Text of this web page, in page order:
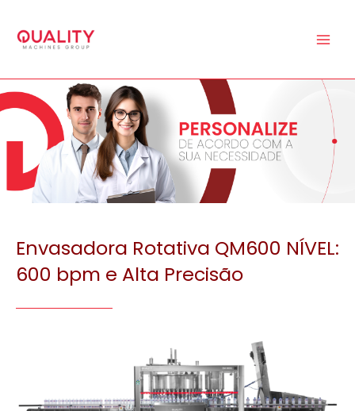
para
Envasadora Rotativa QM600 NÍVEL:
600 bpm e Alta Precisão